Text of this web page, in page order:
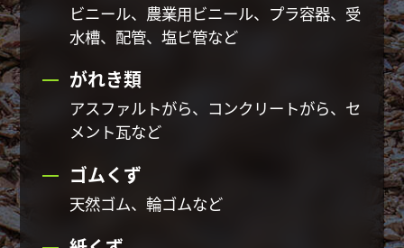
ビニール、農業用ビニール、プラ容器、受
水槽、配管、塩ビ管など
がれき類
アスファルトがら、コンクリートがら、セ
メント瓦など
ゴムくず
天然ゴム、輪ゴムなど